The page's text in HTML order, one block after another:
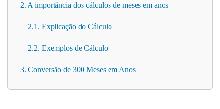
2. A importância dos cálculos de meses em anos
2.1. Explicação do Cálculo
2.2. Exemplos de Cálculo
3. Conversão de 300 Meses em Anos